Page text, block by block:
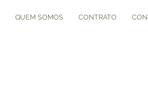
QUEM SOMOS CONTRATO